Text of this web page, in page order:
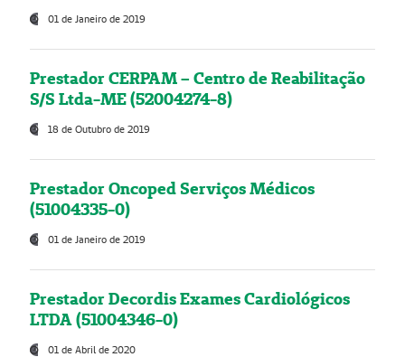
01 de Janeiro de 2019
Prestador CERPAM – Centro de Reabilitação
S/S Ltda-ME (52004274-8)
18 de Outubro de 2019
Prestador Oncoped Serviços Médicos
(51004335-0)
01 de Janeiro de 2019
Prestador Decordis Exames Cardiológicos
LTDA (51004346-0)
01 de Abril de 2020